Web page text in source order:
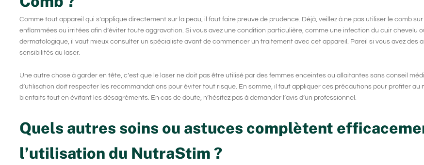
Comme tout appareil qui s’applique directement sur la peau, il faut faire preuve de prudence. Déjà, veillez à ne pas utiliser le comb
enflammées ou irritées afin d’éviter toute aggravation. Si vous avez une condition particulière, comme une infection du cuir chevelu
dermatologique, il vaut mieux consulter un spécialiste avant de commencer un traitement avec cet appareil. Pareil si vous avez des
sensibilités au laser.
Une autre chose à garder en tête, c’est que le laser ne doit pas être utilisé par des femmes enceintes ou allaitantes sans conseil
d’utilisation doit respecter les recommandations pour éviter tout risque. En somme, il faut appliquer ces précautions pour profiter au
bienfaits tout en évitant les désagréments. En cas de doute, n’hésitez pas à demander l’avis d’un professionnel.
Quels autres soins ou astuces complètent
l’utilisation du NutraStim ?